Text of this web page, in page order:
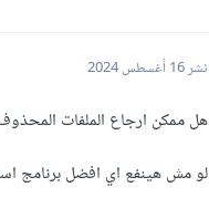
نشر16 أغسطس 2024
هل ممكن ارجاع الملفات المحذوف بدون
لو مش هينفع اي افضل برنامج